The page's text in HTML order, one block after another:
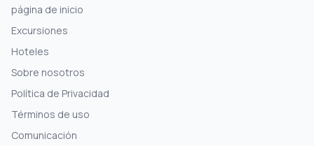
página de inicio
Excursiones
Hoteles
Sobre nosotros
Política de Privacidad
Términos de uso
Comunicación